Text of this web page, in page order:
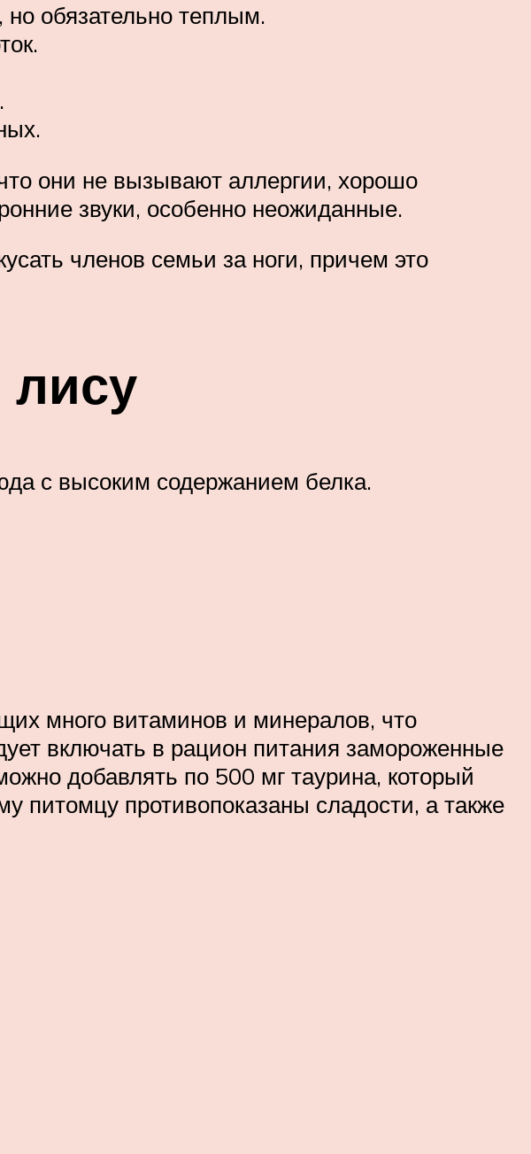
обязательно теплым.
они не вызывают аллергии, хорошо
звуки, особенно неожиданные.
членов семьи за ноги, причем это
с высоким содержанием белка.
много витаминов и минералов, что
включать в рацион питания замороженные
добавлять по 500 мг таурина, который
противопоказаны сладости, а также